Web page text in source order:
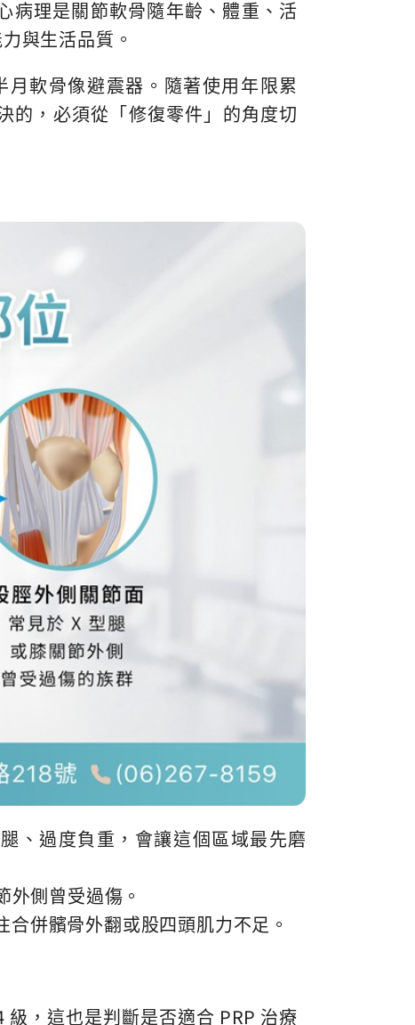
理是關節軟骨隨年齡、體重、活
與生活品質。
軟骨像避震器。隨著使用年限累
，必須從「修復零件」的角度切
、過度負重，會讓這個區域最先磨
外側曾受過傷。
併髕骨外翻或股四頭肌力不足。
，這也是判斷是否適合 PRP 治療